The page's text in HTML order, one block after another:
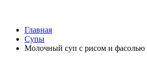
Главная
Супы
Молочный суп с рисом и фасолью